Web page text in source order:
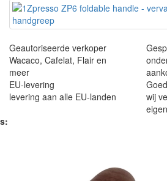
Geautoriseerde verkoper
Wacaco, Cafelat, Flair en
meer
EU-levering
levering aan alle EU-landen
wij